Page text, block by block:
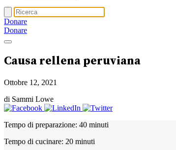
Donare
Donare
Causa rellena peruviana
Ottobre 12, 2021
di Sammi Lowe
Tempo di preparazione: 40 minuti
Tempo di cucinare: 20 minuti